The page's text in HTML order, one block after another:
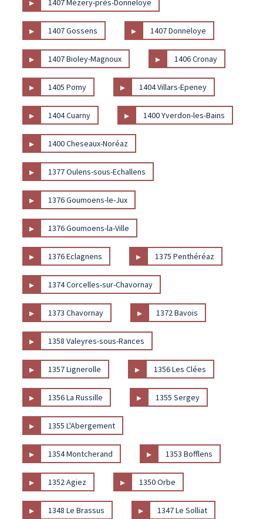
▸ 1407 Mézery-près-Donneloye
▸ 1407 Gossens ▸ 1407 Donneloye
▸ 1407 Bioley-Magnoux ▸ 1406 Cronay
▸ 1405 Pomy ▸ 1404 Villars-Epeney
▸ 1404 Cuarny ▸ 1400 Yverdon-les-Bains
▸ 1400 Cheseaux-Noréaz
▸ 1377 Oulens-sous-Echallens
▸ 1376 Goumoens-le-Jux
▸ 1376 Goumoens-la-Ville
▸ 1376 Eclagnens ▸ 1375 Penthéréaz
▸ 1374 Corcelles-sur-Chavornay
▸ 1373 Chavornay ▸ 1372 Bavois
▸ 1358 Valeyres-sous-Rances
▸ 1357 Lignerolle ▸ 1356 Les Clées
▸ 1356 La Russille ▸ 1355 Sergey
▸ 1355 L'Abergement
▸ 1354 Montcherand ▸ 1353 Bofflens
▸ 1352 Agiez ▸ 1350 Orbe
▸ 1348 Le Brassus ▸ 1347 Le Solliat